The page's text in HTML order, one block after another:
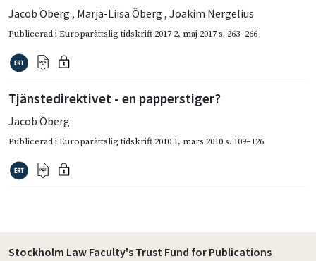
Jacob Öberg , Marja-Liisa Öberg , Joakim Nergelius
Publicerad iEuroparättslig tidskrift 2017 2, maj 2017s. 263–266
Tjänstedirektivet - en papperstiger?
Jacob Öberg
Publicerad iEuroparättslig tidskrift 2010 1, mars 2010s. 109–126
Stockholm Law Faculty's Trust Fund for Publications